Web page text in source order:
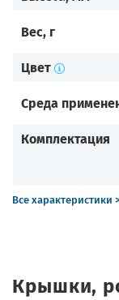
Вес, г
Цвет
Среда
Комплектация
Все характеристики
Крышки,